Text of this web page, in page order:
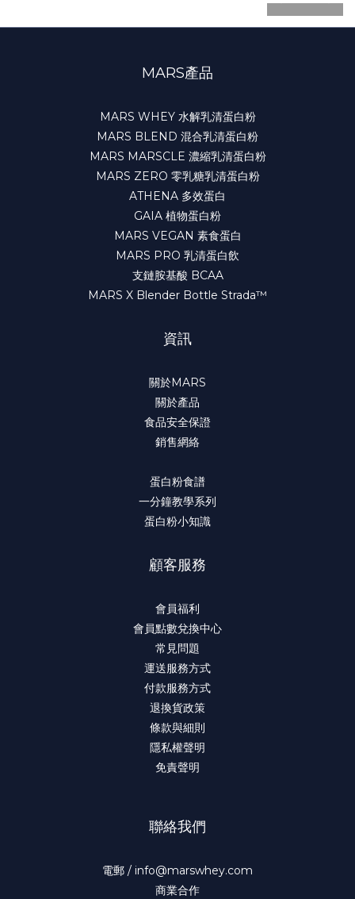
MARS產品
MARS WHEY 水解乳清蛋白粉
MARS BLEND 混合乳清蛋白粉
MARS MARSCLE 濃縮乳清蛋白粉
MARS ZERO 零乳糖乳清蛋白粉
ATHENA 多效蛋白
GAIA 植物蛋白粉
MARS VEGAN 素食蛋白
MARS PRO 乳清蛋白飲
支鏈胺基酸 BCAA
MARS X Blender Bottle Strada™
資訊
關於MARS
關於產品
食品安全保證
銷售網絡
蛋白粉食譜
一分鐘教學系列
蛋白粉小知識
顧客服務
會員福利
會員點數兌換中心
常見問題
運送服務方式
付款服務方式
退換貨政策
條款與細則
隱私權聲明
免責聲明
聯絡我們
電郵 / info@marswhey.com
商業合作